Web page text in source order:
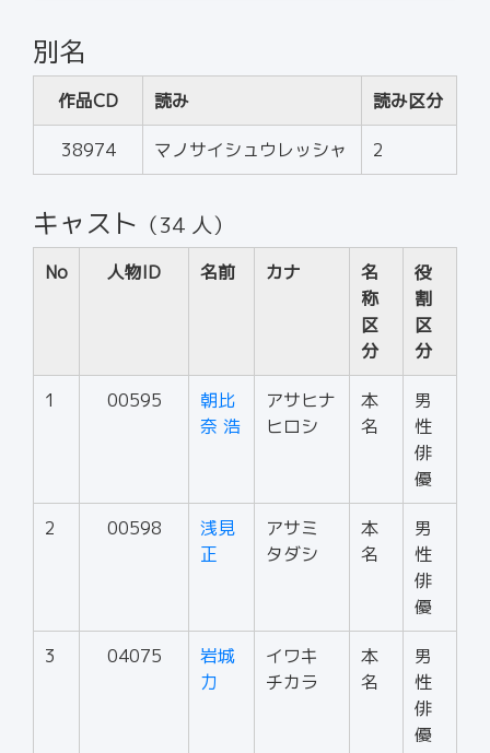
別名
作品CD 読み 読み区分
38974 マノサイシュウレッシャ 2
キャスト （34 人）
No 人物ID 名前 カナ
名
称
区
分
役
割
区
分
1 00595
朝比
奈 浩
アサヒナ
ヒロシ
本
名
男
性
俳
優
2 00598
浅見
正
アサミ
タダシ
本
名
男
性
俳
優
3 04075
岩城
力
イワキ
チカラ
本
名
男
性
俳
優